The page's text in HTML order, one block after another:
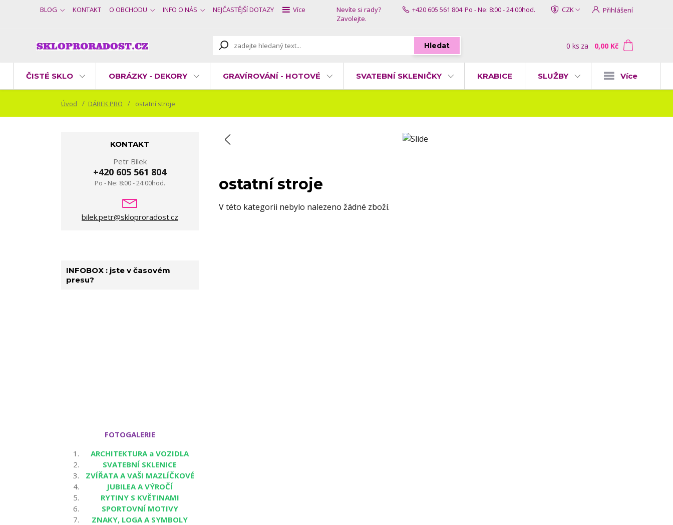
BLOG KONTAKT O OBCHODU INFO O NÁS NEJČASTĚJŠÍ DOTAZY Více CZK Přihlášení
Hledat
Nevíte si rady?
Zavolejte.
+420 605 561 804 Po - Ne: 8:00 - 24:00hod.
0 ks za 0,00 Kč
ČISTÉ SKLO OBRÁZKY - DEKORY GRAVÍROVÁNÍ - HOTOVÉ SVATEBNÍ SKLENIČKY KRABICE SLUŽBY Více
Úvod DÁREK PRO ostatní stroje
ostatní stroje
V této kategorii nebylo nalezeno žádné zboží.
KONTAKT
Petr Bílek
+420 605 561 804
Po - Ne: 8:00 - 24:00hod.
bilek.petr@skloproradost.cz
INFOBOX : jste v časovém
presu?
FOTOGALERIE
ARCHITEKTURA a VOZIDLA
SVATEBNÍ SKLENICE
ZVÍŘATA A VAŠI MAZLÍČKOVÉ
JUBILEA A VÝROČÍ
RYTINY S KVĚTINAMI
SPORTOVNÍ MOTIVY
ZNAKY, LOGA A SYMBOLY